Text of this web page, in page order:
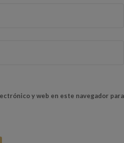
y web en este navegador para